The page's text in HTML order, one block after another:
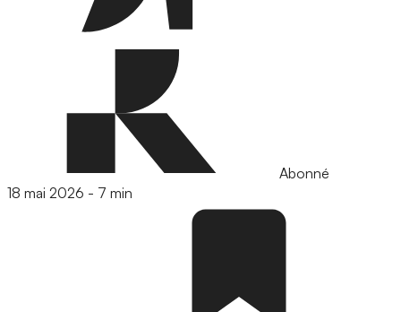
Abonné
18 mai 2026 - 7 min